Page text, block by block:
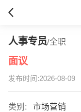
人事专员/全职
面议
发布时间:2026-08-09
类别:
市场营销